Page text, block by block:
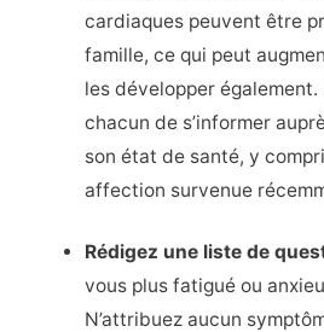
cardiaques peuvent être
famille, ce qui peut
les développer également.
chacun de s’informer
son état de santé, y
affection survenue
Rédigez une liste de
vous plus fatigué ou
N’attribuez aucun